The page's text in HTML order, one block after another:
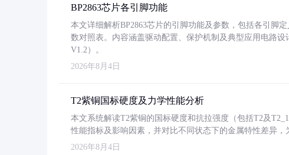
BP2863芯片各引脚功能
本文详细解析BP2863芯片的引脚功能及参数，包括各引脚
数对照表。内容涵盖驱动配置、保护机制及典型应用电路
V1.2）。
2026年8月4日
T2紫铜国标硬度及力学性能分析
本文系统解读T2紫铜的国标硬度和抗拉强度（包括T2及
性能指标及影响因素，并对比不同状态下的金属特性差异，
2026年8月4日